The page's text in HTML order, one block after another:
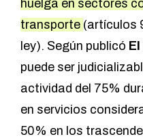
huelga en sectores
transporte (artículos
ley). Según publicó
puede ser
actividad del 75%
en servicios
50% en los